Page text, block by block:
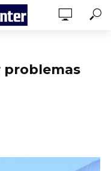
problemas